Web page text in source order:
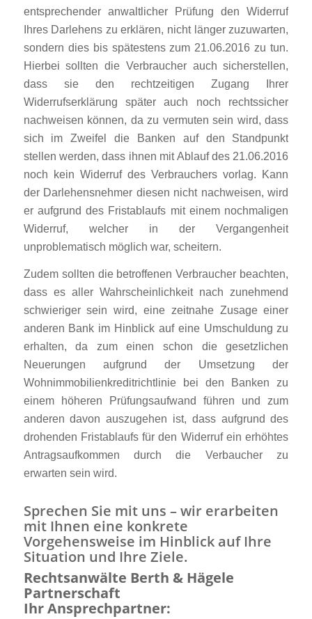
entsprechender anwaltlicher Prüfung den Widerruf
Ihres Darlehens zu erklären, nicht länger zuzuwarten,
sondern dies bis spätestens zum 21.06.2016 zu tun.
Hierbei sollten die Verbraucher auch sicherstellen,
dass sie den rechtzeitigen Zugang Ihrer
Widerrufserklärung später auch noch rechtssicher
nachweisen können, da zu vermuten sein wird, dass
sich im Zweifel die Banken auf den Standpunkt
stellen werden, dass ihnen mit Ablauf des 21.06.2016
noch kein Widerruf des Verbrauchers vorlag. Kann
der Darlehensnehmer diesen nicht nachweisen, wird
er aufgrund des Fristablaufs mit einem nochmaligen
Widerruf, welcher in der Vergangenheit
unproblematisch möglich war, scheitern.
Zudem sollten die betroffenen Verbraucher beachten,
dass es aller Wahrscheinlichkeit nach zunehmend
schwieriger sein wird, eine zeitnahe Zusage einer
anderen Bank im Hinblick auf eine Umschuldung zu
erhalten, da zum einen schon die gesetzlichen
Neuerungen aufgrund der Umsetzung der
Wohnimmobilienkreditrichtlinie bei den Banken zu
einem höheren Prüfungsaufwand führen und zum
anderen davon auszugehen ist, dass aufgrund des
drohenden Fristablaufs für den Widerruf ein erhöhtes
Antragsaufkommen durch die Verbaucher zu
erwarten sein wird.
Sprechen Sie mit uns – wir erarbeiten
mit Ihnen eine konkrete
Vorgehensweise im Hinblick auf Ihre
Situation und Ihre Ziele.
Rechtsanwälte Berth & Hägele
Partnerschaft
Ihr Ansprechpartner: